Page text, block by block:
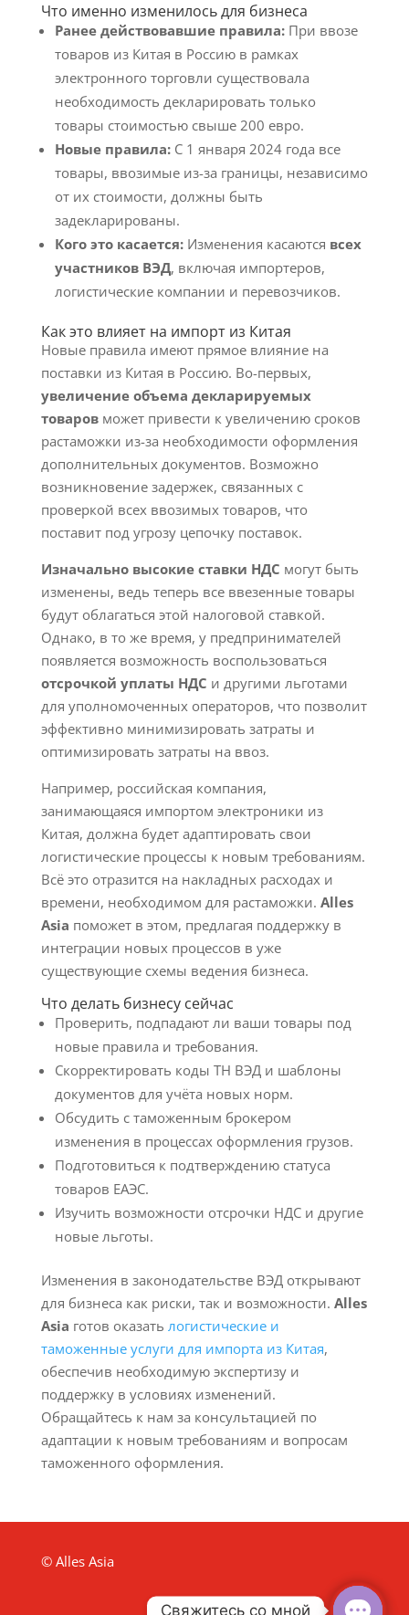
Что именно изменилось для бизнеса
Ранее действовавшие правила:При ввозе
товаров из Китая в Россию в рамках
электронного торговли существовала
необходимость декларировать только
товары стоимостью свыше 200 евро.
Новые правила:С 1 января 2024 года все
товары, ввозимые из-за границы, независимо
от их стоимости, должны быть
задекларированы.
Кого это касается:Изменения касаются всех
участников ВЭД, включая импортеров,
логистические компании и перевозчиков.
Как это влияет на импорт из Китая
Новые правила имеют прямое влияние на
поставки из Китая в Россию. Во-первых,
увеличение объема декларируемых
товаровможет привести к увеличению сроков
растаможки из-за необходимости оформления
дополнительных документов. Возможно
возникновение задержек, связанных с
проверкой всех ввозимых товаров, что
поставит под угрозу цепочку поставок.
Изначально высокие ставки НДС могут быть
изменены, ведь теперь все ввезенные товары
будут облагаться этой налоговой ставкой.
Однако, в то же время, у предпринимателей
появляется возможность воспользоваться
отсрочкой уплаты НДС и другими льготами
для уполномоченных операторов, что позволит
эффективно минимизировать затраты и
оптимизировать затраты на ввоз.
Например, российская компания,
занимающаяся импортом электроники из
Китая, должна будет адаптировать свои
логистические процессы к новым требованиям.
Всё это отразится на накладных расходах и
времени, необходимом для растаможки. Alles
Asia поможет в этом, предлагая поддержку в
интеграции новых процессов в уже
существующие схемы ведения бизнеса.
Что делать бизнесу сейчас
Проверить, подпадают ли ваши товары под
новые правила и требования.
Скорректировать коды ТН ВЭД и шаблоны
документов для учёта новых норм.
Обсудить с таможенным брокером
изменения в процессах оформления грузов.
Подготовиться к подтверждению статуса
товаров ЕАЭС.
Изучить возможности отсрочки НДС и другие
новые льготы.
Изменения в законодательстве ВЭД открывают
для бизнеса как риски, так и возможности. Alles
Asia готов оказать логистические и
таможенные услуги для импорта из Китая,
обеспечив необходимую экспертизу и
поддержку в условиях изменений.
Обращайтесь к нам за консультацией по
адаптации к новым требованиям и вопросам
таможенного оформления.
© Alles Asia
Свяжитесь со мной